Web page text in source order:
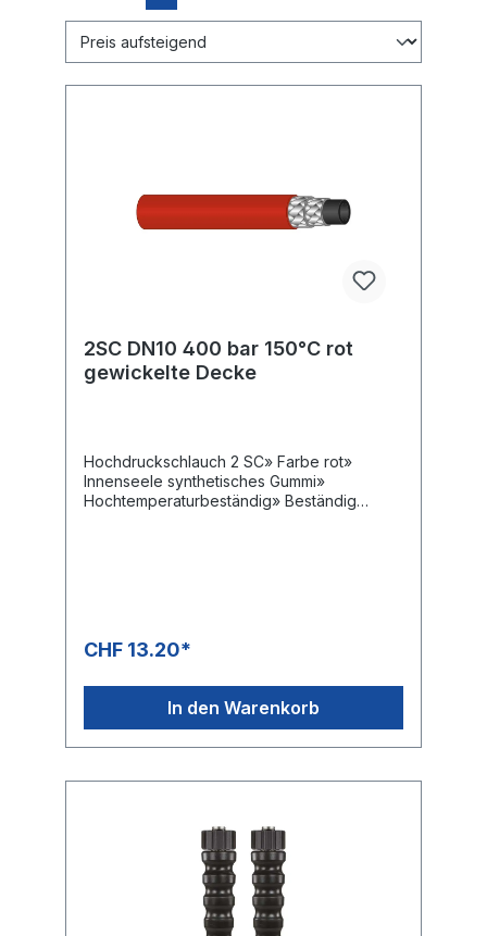
2SC DN10 400 bar 150°C rot
gewickelte Decke
Hochdruckschlauch 2 SC» Farbe rot»
Innenseele synthetisches Gummi»
Hochtemperaturbeständig» Beständig
Fabrikanlagen.Hochdruckschläuche können
einer Unter- bzw. Überlieferung von ca.
20% kommen.
CHF 13.20*
In den Warenkorb